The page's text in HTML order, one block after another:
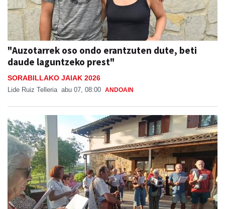
"Auzotarrek oso ondo erantzuten dute, beti
daude laguntzeko prest"
SORABILLAKO JAIAK 2026
Lide Ruiz Telleria abu 07, 08:00 ANDOAIN